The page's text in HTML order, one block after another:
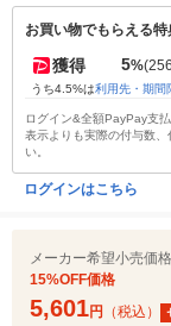
お買い物でもらえる特
獲得 5%
うち4.5%は利用先・期間
ログイン&全額PayPay支
表示よりも実際の付与数
い。
ログインはこちら
メーカー希望小売価格
15%OFF価格
5,601円 （税込）